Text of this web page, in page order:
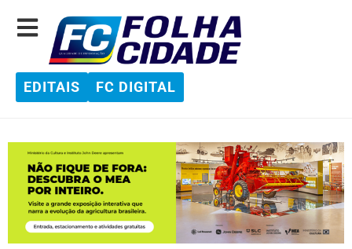
EDITAIS FC DIGITAL